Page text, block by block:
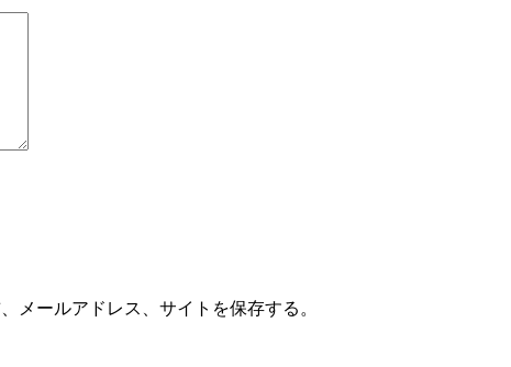
メールアドレス、サイトを保存する。